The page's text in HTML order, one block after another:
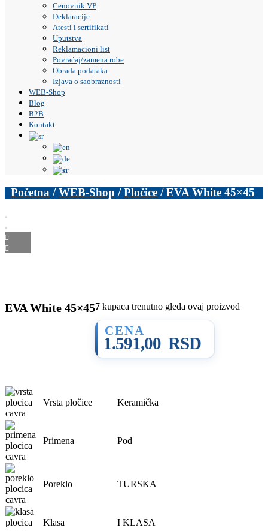
Cenovnik VP
Deklaracije
Atesti i sertifikati
Uputstva
Reklamacioni list
Povraćaj/zamena robe
Obrada podataka
Izjava o saobraznosti
WEB-Shop
Blog
B2B
Kontakt
Početna /WEB-Shop /Pločice / EVA White 45×45
EVA White 45×457 kupaca trenutno gleda ovaj proizvod
1.591,00 RSD
Vrsta pločice Keramička
Primena Pod
Poreklo TURSKA
Klasa I KLASA